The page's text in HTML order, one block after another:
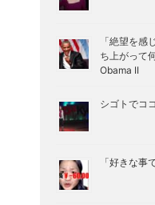
「絶望を感
ち上がって
Obama II
シゴトでコ
「好きな事